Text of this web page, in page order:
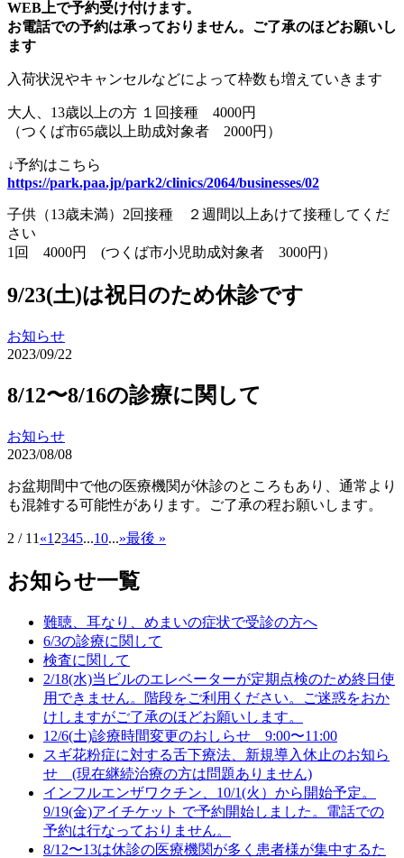
WEB上で予約受け付けます。
お電話での予約は承っておりません。ご了承のほどお願いし
ます
入荷状況やキャンセルなどによって枠数も増えていきます
大人、13歳以上の方 １回接種 4000円
（つくば市65歳以上助成対象者 2000円）
↓予約はこちら
https://park.paa.jp/park2/clinics/2064/businesses/02
子供（13歳未満）2回接種 ２週間以上あけて接種してくだ
さい
1回 4000円 (つくば市小児助成対象者 3000円）
9/23(土)は祝日のため休診です
お知らせ
2023/09/22
8/12〜8/16の診療に関して
お知らせ
2023/08/08
お盆期間中で他の医療機関が休診のところもあり、通常より
も混雑する可能性があります。ご了承の程お願いします。
2 / 11 «1 2345...10...»最後 »
お知らせ一覧
難聴、耳なり、めまいの症状で受診の方へ
6/3の診療に関して
検査に関して
2/18(水)当ビルのエレベーターが定期点検のため終日使
用できません。階段をご利用ください。ご迷惑をおか
けしますがご了承のほどお願いします。
12/6(土)診療時間変更のおしらせ 9:00〜11:00
スギ花粉症に対する舌下療法、新規導入休止のお知ら
せ (現在継続治療の方は問題ありません)
インフルエンザワクチン、10/1(火）から開始予定。
9/19(金)アイチケット で予約開始しました。電話での
予約は行なっておりません。
8/12〜13は休診の医療機関が多く患者様が集中するた